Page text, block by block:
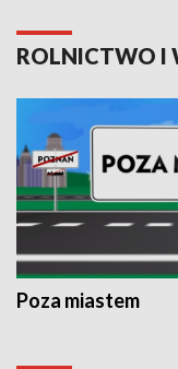
ROLNICTWO I
Poza miastem